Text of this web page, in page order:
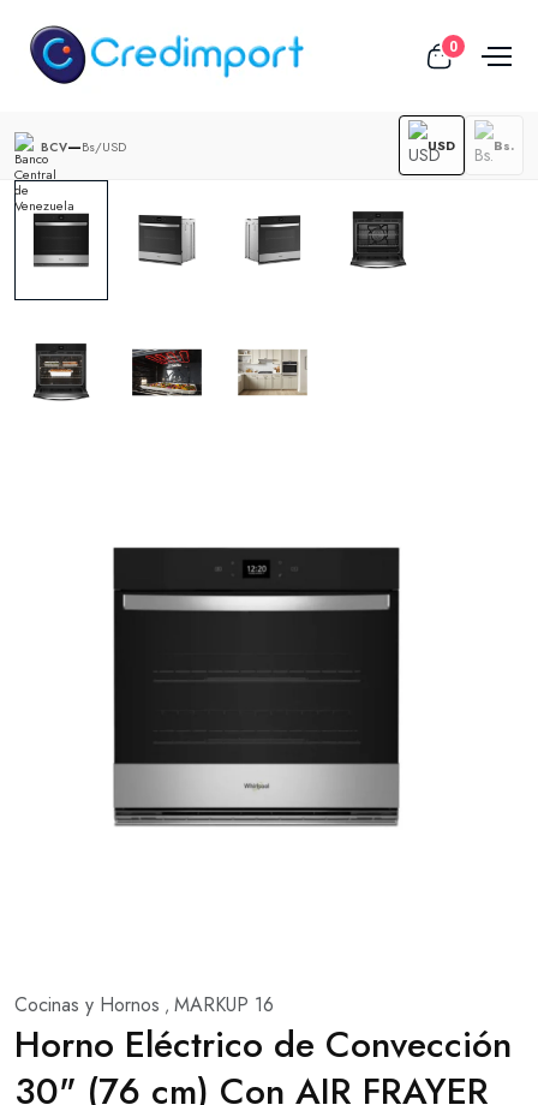
0
BCV—Bs/USD USD Bs.
Cocinas y Hornos , MARKUP 16
Horno Eléctrico de Convección
30" (76 cm) Con AIR FRAYER